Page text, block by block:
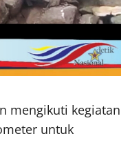
mengikuti kegiatan
untuk